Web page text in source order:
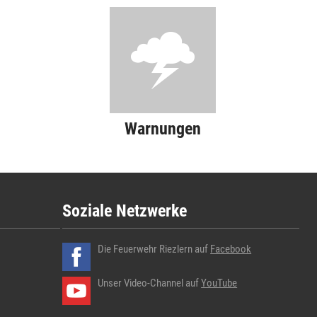
Warnungen
Soziale Netzwerke
Die Feuerwehr Riezlern auf Facebook
Unser Video-Channel aufYouTube